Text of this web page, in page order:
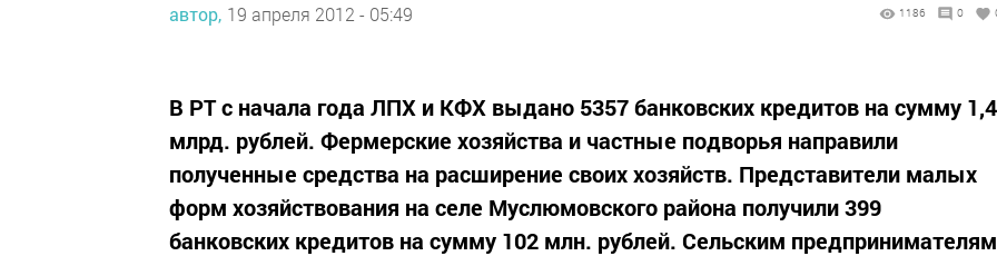
автор, 19 апреля 2012 - 05:49 1186 0
В РТ с начала года ЛПХ и КФХ выдано 5357 банковских кредитов на сумму 1,4
млрд. рублей. Фермерские хозяйства и частные подворья направили
полученные средства на расширение своих хозяйств. Представители малых
форм хозяйствования на селе Муслюмовского района получили 399
банковских кредитов на сумму 102 млн. рублей. Сельским предпринимателям